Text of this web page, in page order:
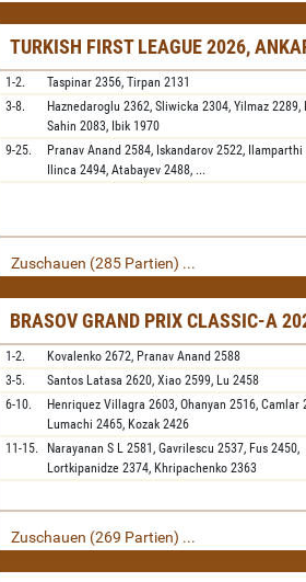
TURKISH FIRST LEAGUE 2026,
1-2. Taspinar 2356, Tirpan 2131
3-8.
Haznedaroglu 2362, Sliwicka 2304, Yilmaz 2289,
Sahin 2083, Ibik 1970
9-25. Pranav Anand 2584, Iskandarov 2522, Ilamparthi
Ilinca 2494, Atabayev 2488, ...
Zuschauen (285 Partien) ...
BRASOV GRAND PRIX CLASSIC-A
1-2. Kovalenko 2672, Pranav Anand 2588
3-5.
Santos Latasa 2620, Xiao 2599, Lu 2458
6-10.
Henriquez Villagra 2603, Ohanyan 2516, Camlar
Lumachi 2465, Kozak 2426
11-15. Narayanan S L 2581, Gavrilescu 2537, Fus 2450,
Lortkipanidze 2374, Khripachenko 2363
Zuschauen (269 Partien) ...